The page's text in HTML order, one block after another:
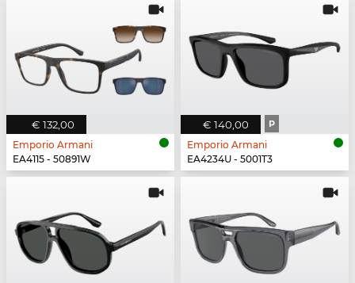
€ 132,00
Emporio Armani
EA4115 - 50891W
€ 140,00 P
Emporio Armani
EA4234U - 5001T3